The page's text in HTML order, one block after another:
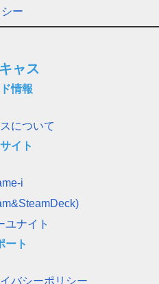
ー
ャス
情報
について
イト
i
ユナイト
ート
バシーポリシー